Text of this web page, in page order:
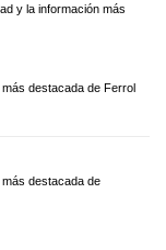
y la información más
destacada de Ferrol
destacada de